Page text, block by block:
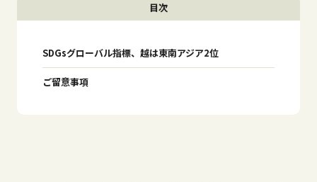
目次
SDGsグローバル指標、越は東南アジア2位
ご留意事項